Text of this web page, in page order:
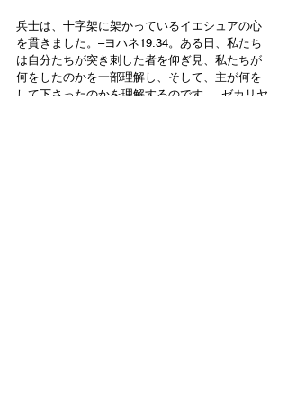
兵士は、十字架に架かっているイエシュアの心
を貫きました。–ヨハネ19:34。ある日、私たち
は自分たちが突き刺した者を仰ぎ見、私たちが
何をしたのかを一部理解し、そして、主が何を
して下さったのかを理解するのです。–ゼカリヤ